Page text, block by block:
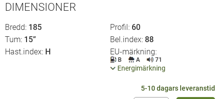
DIMENSIONER
Bredd 185 Profil 60
Tum 15” Bel.index 88
Hast.index H EU-märkning
B A 71
Energimärkning
5-10 dagars leveranstid